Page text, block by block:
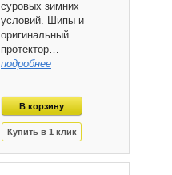
суровых зимних
условий. Шипы и
оригинальный
протектор…
подробнее